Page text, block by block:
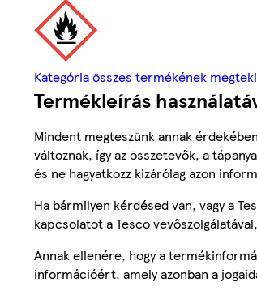
Kategória összes termékének
Termékleírás
Mindent megteszünk annak
változnak, így az összetevők, a
és ne hagyatkozz kizárólag azon
Ha bármilyen kérdésed van, vagy a
kapcsolatot a Tesco
Annak ellenére, hogy a
információért, amely azonban a